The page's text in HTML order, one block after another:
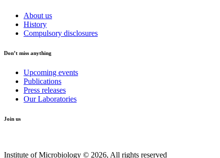
About us
History
Compulsory disclosures
Don’t miss anything
Upcoming events
Publications
Press releases
Our Laboratories
Join us
Institute of Microbiology © 2026, All rights reserved